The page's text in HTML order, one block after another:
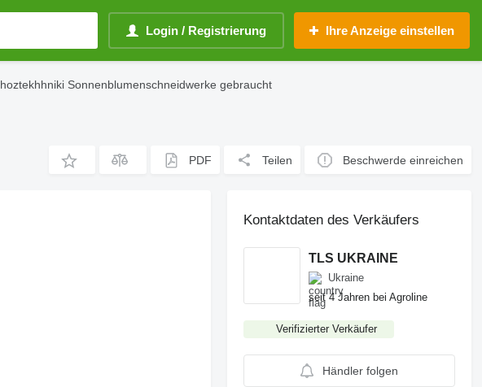
Login / Registrierung Ihre Anzeige einstellen
Sonnenblumenschneidwerke gebraucht
PDF Teilen Beschwerde einreichen
Kontaktdaten des Verkäufers
TLS UKRAINE
Ukraine
seit 4 Jahren bei Agroline
Verifizierter Verkäufer
Händler folgen